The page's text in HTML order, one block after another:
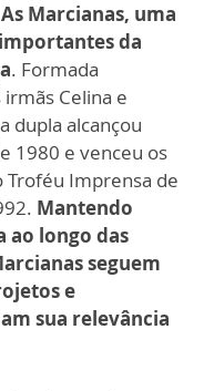
As Marcianas, uma
da
. Formada
Celina e
dupla alcançou
1980 e venceu os
Troféu Imprensa de
Mantendo
ao longo das
seguem
e
sua relevância